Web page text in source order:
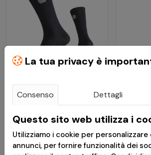
€ 7,91
€ 9,89
Calze Uomo Alpine
Light in Lana Merino
Nere - Pentagon
€ 33,51
€ 41,89
2.0
La tua privacy è
Consenso Dettagli
Questo sito web utilizza i
Utilizziamo i cookie per
annunci, per fornire funzionalità dei